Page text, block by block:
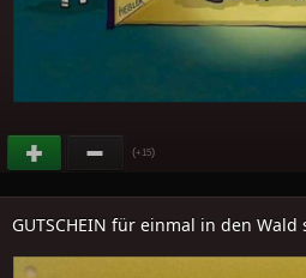
(+15)
GUTSCHEIN für einmal in den